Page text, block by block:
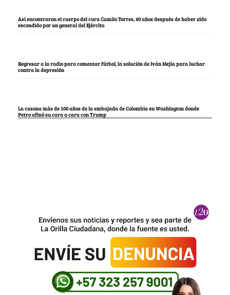
Así encontraron el cuerpo del cura Camilo Torres, 60 años después de haber sido
escondido por un general del Ejército
Regresar a la radio para comentar fútbol, la solución de Iván Mejía para luchar
contra la depresión
La casona más de 100 años de la embajada de Colombia en Washington donde
Petro afinó su cara a cara con Trump